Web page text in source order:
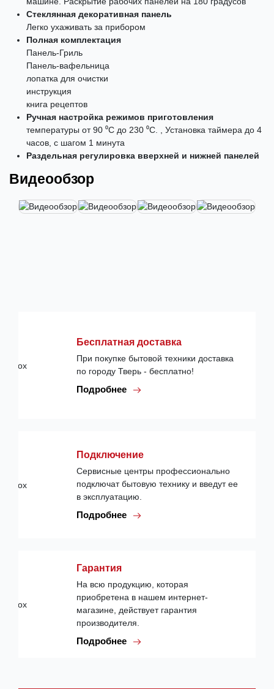
Стеклянная декоративная панель
Легко ухаживать за прибором
Полная комплектация
Панель-Гриль
Панель-вафельница
лопатка для очистки
инструкция
книга рецептов
Ручная настройка режимов приготовления
температуры от 90 ⁰С до 230 ⁰С. , Установка таймера до 4
часов, с шагом 1 минута
Раздельная регулировка вверхней и нижней панелей
Видеообзор
Бесплатная доставка
При покупке бытовой техники доставка
по городу Тверь - бесплатно!
Подробнее
Подключение
Сервисные центры профессионально
подключат бытовую технику и введут ее
в эксплуатацию.
Подробнее
Гарантия
На всю продукцию, которая
приобретена в нашем интернет-
магазине, действует гарантия
производителя.
Подробнее